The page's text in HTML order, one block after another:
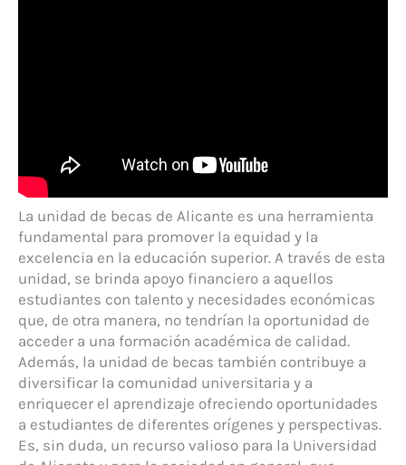
La unidad de becas de Alicante es una herramienta
fundamental para promover la equidad y la
excelencia en la educación superior. A través de esta
unidad, se brinda apoyo financiero a aquellos
estudiantes con talento y necesidades económicas
que, de otra manera, no tendrían la oportunidad de
acceder a una formación académica de calidad.
Además, la unidad de becas también contribuye a
diversificar la comunidad universitaria y a
enriquecer el aprendizaje ofreciendo oportunidades
a estudiantes de diferentes orígenes y perspectivas.
Es, sin duda, un recurso valioso para la Universidad